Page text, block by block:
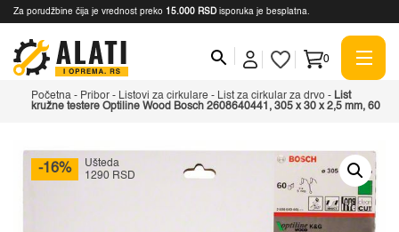
Za porudžbine čija je vrednost preko 15.000 RSD isporuka je besplatna.
0
Početna - Pribor - Listovi za cirkulare - List za cirkular za drvo - List
kružne testere Optiline Wood Bosch 2608640441, 305 x 30 x 2,5 mm, 60
-16%
Ušteda
1290 RSD